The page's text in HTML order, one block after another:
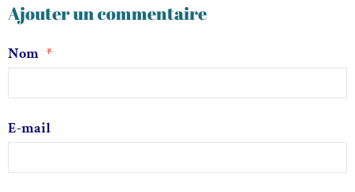
Ajouter un commentaire
Nom
E-mail